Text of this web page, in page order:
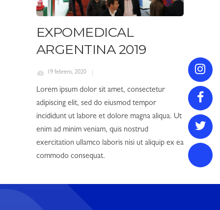
EXPOMEDICAL
ARGENTINA 2019
19 febrero, 2020
Lorem ipsum dolor sit amet, consectetur
adipiscing elit, sed do eiusmod tempor
incididunt ut labore et dolore magna aliqua. Ut
enim ad minim veniam, quis nostrud
exercitation ullamco laboris nisi ut aliquip ex ea
commodo consequat.